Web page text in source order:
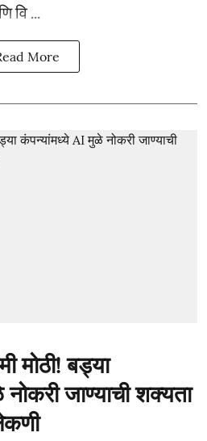
वि ...
More
मोठी! बड्या
जाण्याची शक्यता